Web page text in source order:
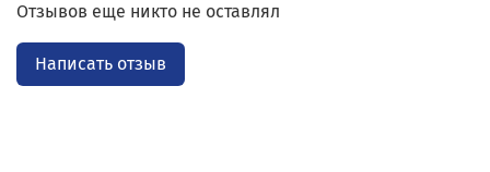
Отзывов еще никто не оставлял
Написать отзыв